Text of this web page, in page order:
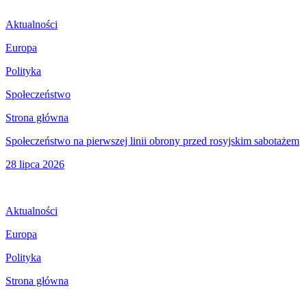
Aktualności
Europa
Polityka
Społeczeństwo
Strona główna
Społeczeństwo na pierwszej linii obrony przed rosyjskim sabotażem
28 lipca 2026
Aktualności
Europa
Polityka
Strona główna